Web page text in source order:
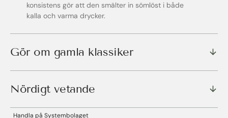
konsistens gör att den smälter in sömlöst i både
kalla och varma drycker.
Gör om gamla klassiker
Nördigt vetande
Handla på Systembolaget